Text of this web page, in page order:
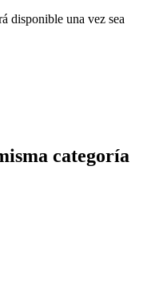
disponible una vez sea
categoría